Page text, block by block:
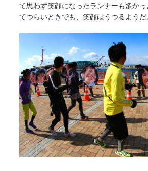
て思わず笑顔になったランナーも多か
てつらいときでも、笑顔はうつるようだ